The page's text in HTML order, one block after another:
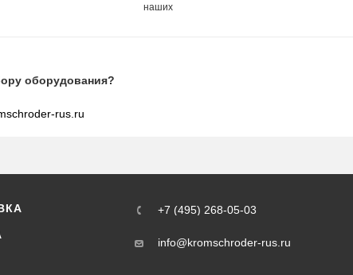
наших
оборудования?
rus.ru
+7 (495) 268-05-03
info@kromschroder-rus.ru